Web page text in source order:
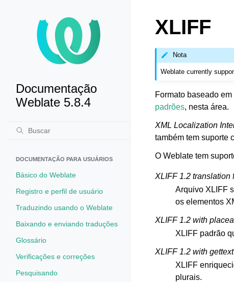
Documentação
Weblate 5.8.4
DOCUMENTAÇÃO PARA USUÁRIOS
Básico do Weblate
Registro e perfil de usuário
Traduzindo usando o Weblate
Baixando e enviando traduções
Glossário
Verificações e correções
Pesquisando
XLIFF
Nota
Weblate currently
Formato baseado
padrões, nesta área.
XML Localization
também tem suporte
O Weblate tem
XLIFF 1.2 translation
Arquivo XLIFF
os elementos
XLIFF 1.2 with
XLIFF padrão
XLIFF 1.2 with
XLIFF
plurais.